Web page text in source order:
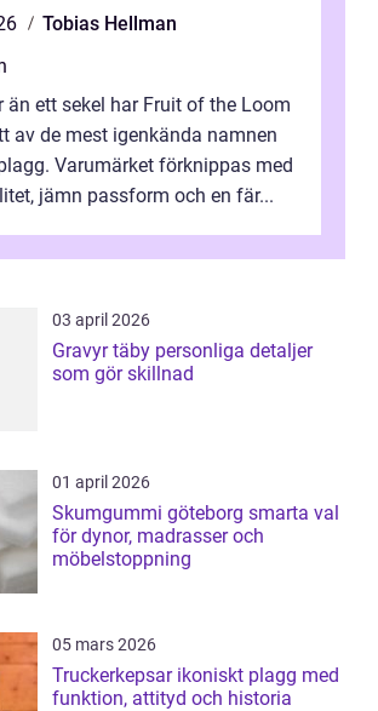
Tobias Hellman
än ett sekel har Fruit of the Loom
av de mest igenkända namnen
Varumärket förknippas med
jämn passform och en fär...
03 april 2026
Gravyr täby personliga detaljer
som gör skillnad
01 april 2026
Skumgummi göteborg smarta val
för dynor, madrasser och
möbelstoppning
05 mars 2026
Truckerkepsar ikoniskt plagg med
funktion, attityd och historia